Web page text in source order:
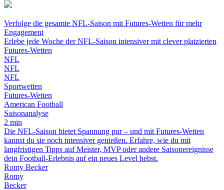
Verfolge die gesamte NFL-Saison mit Futures-Wetten für mehr
Engagement
Erlebe jede Woche der NFL-Saison intensiver mit clever platzierten
Futures-Wetten
NFL
NFL
NFL
Sportwetten
Futures-Wetten
American Football
Saisonanalyse
2 min
Die NFL-Saison bietet Spannung pur – und mit Futures-Wetten
kannst du sie noch intensiver genießen. Erfahre, wie du mit
langfristigen Tipps auf Meister, MVP oder andere Saisonereignisse
dein Football-Erlebnis auf ein neues Level hebst.
Romy Becker
Romy
Becker